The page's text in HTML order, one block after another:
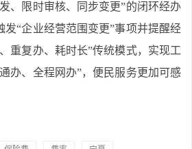
、限时审核、同步变更”的闭环经办
发“企业经营范围变更”事项并提醒经
重复办、耗时长”传统模式，实现工
办、全程网办”，便民服务更加可感